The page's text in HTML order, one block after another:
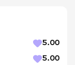
5.00
5.00